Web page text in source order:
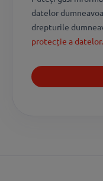
datelor
drepturile
protecție a datelor.